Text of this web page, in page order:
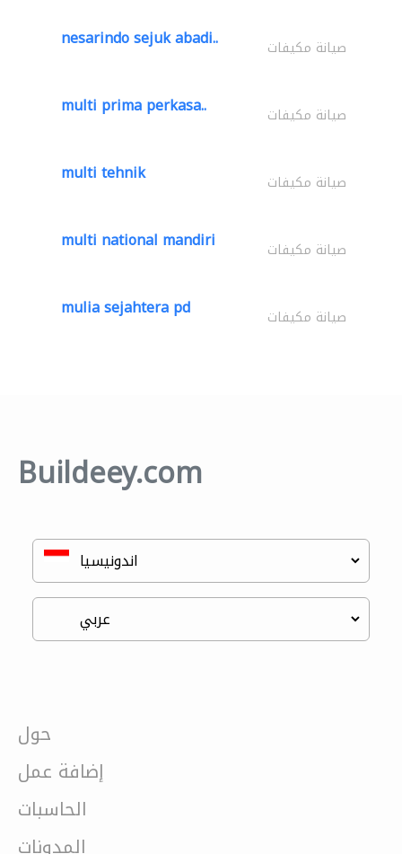
nesarindo sejuk abadi.. صيانة مكيفات
multi prima perkasa.. صيانة مكيفات
multi tehnik صيانة مكيفات
multi national mandiri صيانة مكيفات
mulia sejahtera pd صيانة مكيفات
Buildeey.com
حول
إضافة عمل
الحاسبات
المدونات